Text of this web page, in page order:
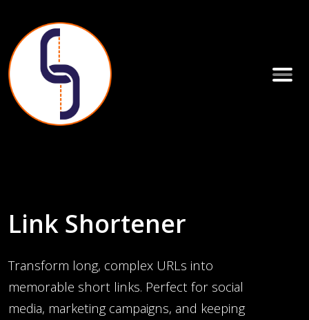
Link Shortener
Transform long, complex URLs into
memorable short links. Perfect for social
media, marketing campaigns, and keeping